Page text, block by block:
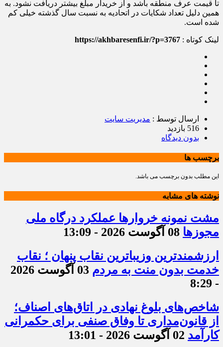
تا قیمت عرف منطقه باشد و از خریدار مبلغ بیشتر دریافت نشود. به
همین دلیل تعداد شکایات در اتحادیه به نسبت سال گذشته خیلی کم
شده است.
لینک کوتاه : https://akhbaresenfi.ir/?p=3767
ارسال توسط : مدیریت سایت
516 بازدید
بدون دیدگاه
برچسب ها
این مطلب بدون برچسب می باشد.
نوشته های مشابه
مشت نمونه خروارها عملکرد درگاه ملی
مجوزها 08 آگوست 2026 - 13:09
ارزشمندترین وزیباترین نقاب پنهان ؛ نقاب
خدمت بدون منت به مردم
03 آگوست 2026
- 8:29
شاخص‌های بلوغ نهادی در اتاق‌های اصناف؛
از قانون‌مداری تا وفاق صنفی برای حکمرانی
کارآمد 02 آگوست 2026 - 13:01